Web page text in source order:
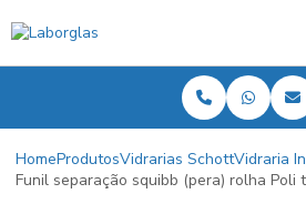
HomeProdutosVidrarias SchottVidraria
Funil separação squibb (pera) rolha Poli